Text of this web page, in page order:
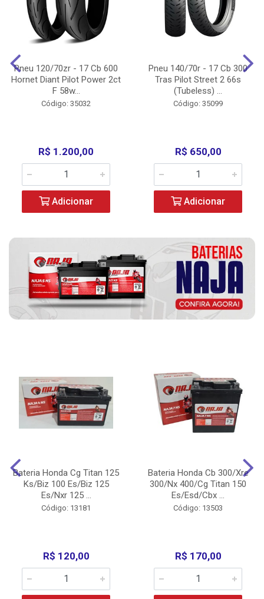
Pneu 120/70zr - 17 Cb 600
Hornet Diant Pilot Power 2ct
F 58w...
Código: 35032
R$ 1.200,00
Adicionar
Pneu 140/70r - 17 Cb 300
Tras Pilot Street 2 66s
(Tubeless) ...
Código: 35099
R$ 650,00
Adicionar
Bateria Honda Cg Titan 125
Ks/Biz 100 Es/Biz 125
Es/Nxr 125 ...
Código: 13181
R$ 120,00
Bateria Honda Cb 300/Xre
300/Nx 400/Cg Titan 150
Es/Esd/Cbx ...
Código: 13503
R$ 170,00